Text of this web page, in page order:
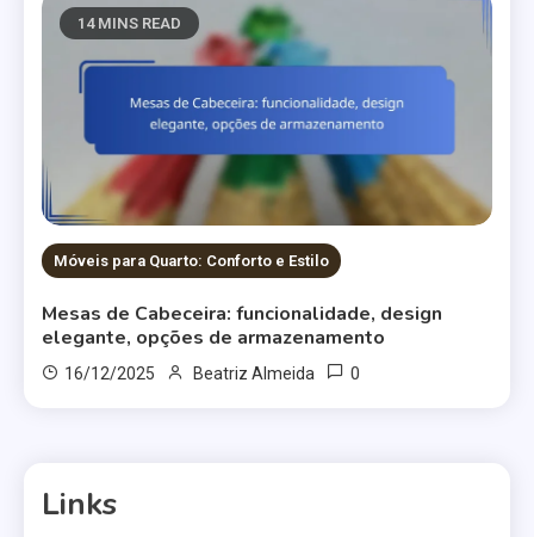
14 MINS READ
Móveis para Quarto: Conforto e Estilo
Mesas de Cabeceira: funcionalidade, design
elegante, opções de armazenamento
16/12/2025 Beatriz Almeida 0
Links